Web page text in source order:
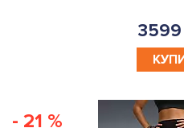
3599
- 21 %